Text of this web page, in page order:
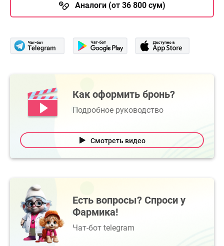
Аналоги (от 36 800 сум)
Как оформить бронь?
Подробное руководство
Смотреть видео
Есть вопросы? Спроси у
Фармика!
Чат-бот telegram